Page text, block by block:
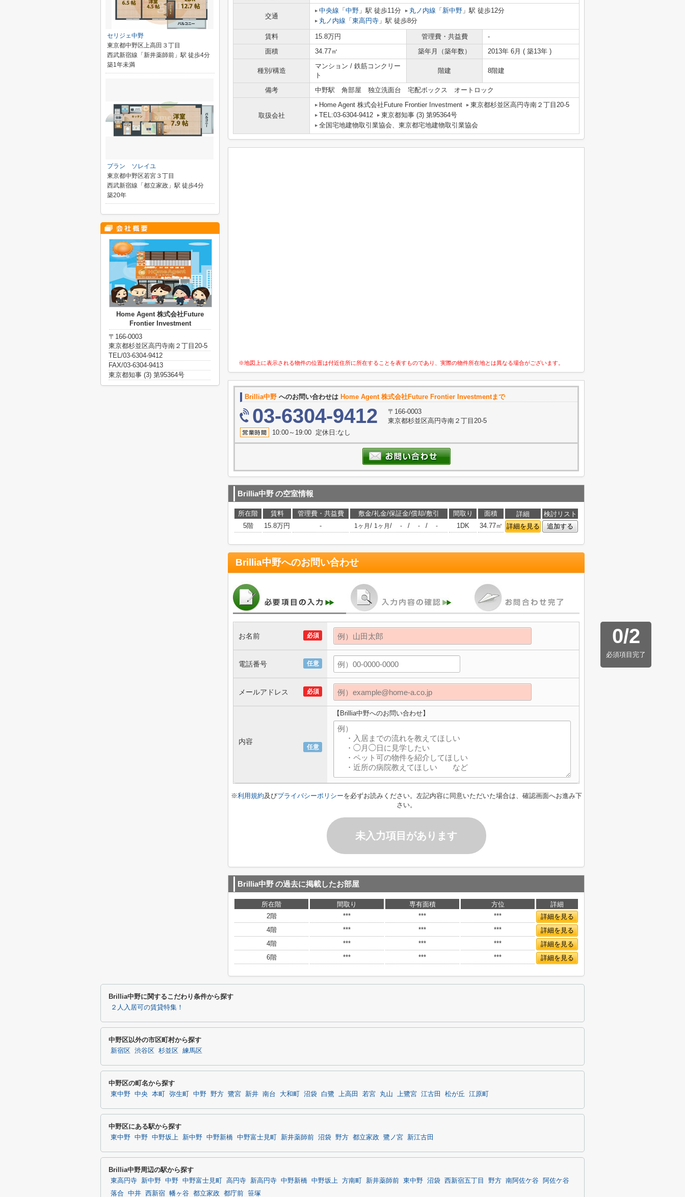
交通
中央線 「 中野 」駅 徒歩11分 丸ノ内線 「 新中野 」駅 徒歩12分
丸ノ内線 「 東高円寺 」駅 徒歩8分
賃料 15.8万円 管理費・共益費
-
面積
34.77㎡ 築年月（築年数） 2013年 6月 ( 築13年 )
種別/構造
マンション / 鉄筋コンクリー
ト
階建 8階建
備考 中野駅 角部屋 独立洗面台 宅配ボックス オートロック
取扱会社
Home Agent 株式会社Future Frontier Investment
東京都杉並区高円寺南２丁目20-5
TEL:03-6304-9412
東京都知事 (3) 第95364号
全国宅地建物取引業協会、東京都宅地建物取引業協会
※地図上に表示される物件の位置は付近住所に所在することを表すものであり、実際の物件所在地とは異なる場合がございます。
Brillia中野 へのお問い合わせは Home Agent 株式会社Future Frontier Investmentまで
03-6304-9412
〒166-0003
東京都杉並区高円寺南２丁目20-5
10:00～19:00 定休日:なし
Brillia中野の空室情報
所在階 賃料 管理費・共益費 敷金/礼金/保証金/償却/敷引 間取り 面積 詳細
検討リスト
5階
15.8万円 - 1ヶ月 / 1ヶ月 / - / - / - 1DK 34.77㎡ 詳細を見る 追加する
Brillia中野へのお問い合わせ
0/2
必須項目完了
必須
お名前
任意
電話番号
必須
メールアドレス
任意
内容
【Brillia中野へのお問い合わせ】
※利用規約及びプライバシーポリシーを必ずお読みください。左記内容に同意いただいた場合は、確認画面へお進み下
さい。
未入力項目があります
Brillia中野の過去に掲載したお部屋
所在階 間取り 専有面積 方位
詳細
2階
*** *** ***
詳細を見る
4階
*** *** ***
詳細を見る
4階
*** *** ***
詳細を見る
6階
*** *** *** 詳細を見る
セリジェ中野
東京都中野区上高田３丁目
西武新宿線「新井薬師前」駅 徒歩4分
築1年未満
プラン ソレイユ
東京都中野区若宮３丁目
西武新宿線「都立家政」駅 徒歩4分
築20年
Home Agent 株式会社Future
Frontier Investment
〒166-0003
東京都杉並区高円寺南２丁目20-5
TEL/03-6304-9412
FAX/03-6304-9413
東京都知事 (3) 第95364号
Brillia中野に関するこだわり条件から探す
２人入居可の賃貸特集！
中野区以外の市区町村から探す
新宿区 渋谷区 杉並区 練馬区
中野区の町名から探す
東中野 中央 本町 弥生町 中野 野方 鷺宮 新井 南台 大和町 沼袋 白鷺 上高田 若宮 丸山 上鷺宮 江古田 松が丘 江原町
中野区にある駅から探す
東中野 中野 中野坂上 新中野 中野新橋 中野富士見町 新井薬師前 沼袋 野方 都立家政 鷺ノ宮 新江古田
Brillia中野周辺の駅から探す
東高円寺 新中野 中野 中野富士見町 高円寺 新高円寺 中野新橋 中野坂上 方南町 新井薬師前 東中野 沼袋 西新宿五丁目 野方 南阿佐ケ谷
阿佐ケ谷
落合 中井 西新宿 幡ヶ谷 都立家政 都庁前 笹塚